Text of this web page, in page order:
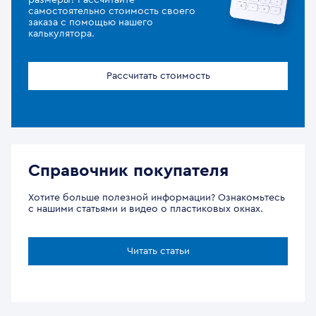
самостоятельно стоимость своего
заказа с помощью нашего
калькулятора.
Рассчитать стоимость
Справочник покупателя
Хотите больше полезной информации? Ознакомьтесь
с нашими статьями и видео о пластиковых окнах.
Читать статьи